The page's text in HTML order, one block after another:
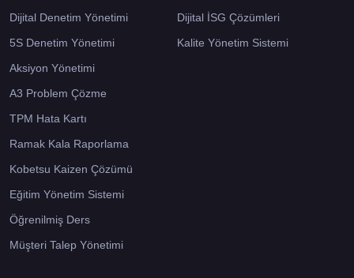
Dijital Denetim Yönetimi
5S Denetim Yönetimi
Aksiyon Yönetimi
A3 Problem Çözme
TPM Hata Kartı
Ramak Kala Raporlama
Kobetsu Kaizen Çözümü
Eğitim Yönetim Sistemi
Öğrenilmiş Ders
Müşteri Talep Yönetimi
Dijital İSG Çözümleri
Kalite Yönetim Sistemi